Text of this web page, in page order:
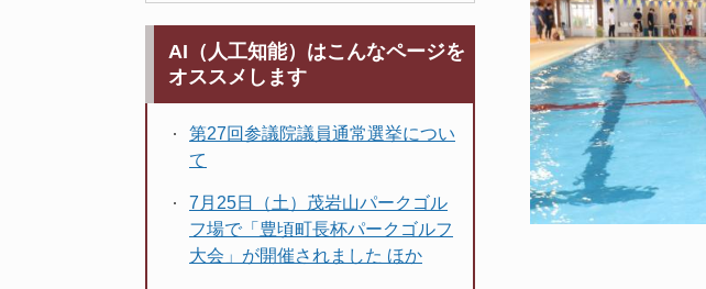
AI（人工知能）はこんなページを
オススメします
第27回参議院議員通常選挙につい
て
7月25日（土）茂岩山パークゴル
フ場で「豊頃町長杯パークゴルフ
大会」が開催されました ほか